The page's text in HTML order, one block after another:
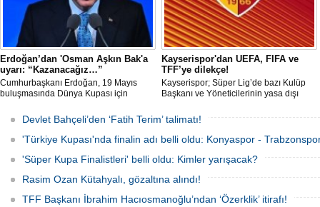
Erdoğan’dan 'Osman Aşkın Bak'a
uyarı: “Kazanacağız…”
Cumhurbaşkanı Erdoğan, 19 Mayıs
buluşmasında Dünya Kupası için
Spor Bakanı Osman Aşkın Bak’a,
"Sürpriz yapabiliriz deme, kazanacağız
diyeceksin" sözleriyle müdahale etti.
Kayserispor'dan UEFA, FIFA ve
TFF’ye dilekçe!
Kayserispor; Süper Lig’de bazı Kulüp
Başkanı ve Yöneticilerinin yasa dışı
ve FIFA’ya resmi dilekçe göndererek
ligin tescil edilmemesini talep edecek.
Devlet Bahçeli’den ‘Fatih Terim’ talimatı!
'Türkiye Kupası'nda finalin adı belli oldu: Konyaspor -
'Süper Kupa Finalistleri' belli oldu: Kimler yarışacak?
Rasim Ozan Kütahyalı, gözaltına alındı!
TFF Başkanı İbrahim Hacıosmanoğlu’ndan ‘Özerklik’ itirafı!